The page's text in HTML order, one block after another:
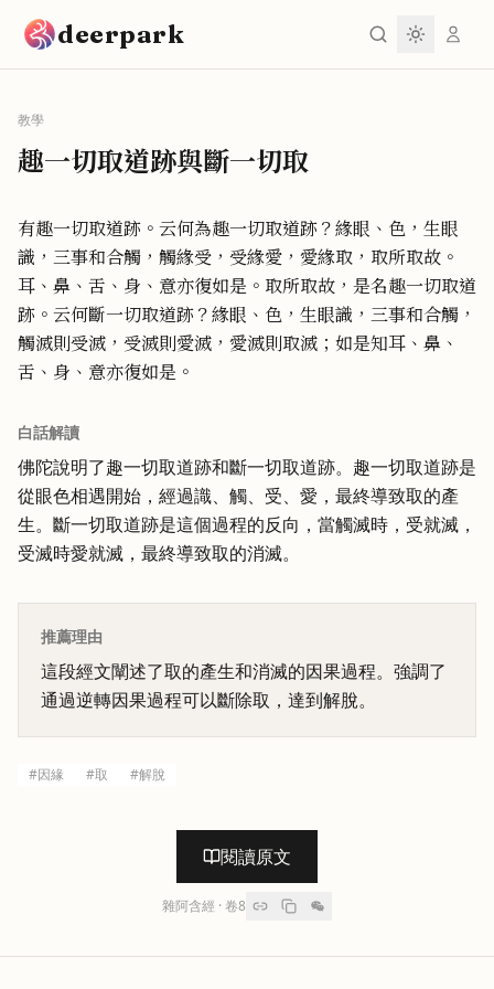
deerpark
教學
趣一切取道跡與斷一切取
有趣一切取道跡。云何為趣一切取道跡？緣眼、色，生眼
識，三事和合觸，觸緣受，受緣愛，愛緣取，取所取故。
耳、鼻、舌、身、意亦復如是。取所取故，是名趣一切取道
跡。云何斷一切取道跡？緣眼、色，生眼識，三事和合觸，
觸滅則受滅，受滅則愛滅，愛滅則取滅；如是知耳、鼻、
舌、身、意亦復如是。
白話解讀
佛陀說明了趣一切取道跡和斷一切取道跡。趣一切取道跡是
從眼色相遇開始，經過識、觸、受、愛，最終導致取的產
生。斷一切取道跡是這個過程的反向，當觸滅時，受就滅，
受滅時愛就滅，最終導致取的消滅。
推薦理由
這段經文闡述了取的產生和消滅的因果過程。強調了
通過逆轉因果過程可以斷除取，達到解脫。
#因緣 #取 #解脫
閱讀原文
雜阿含經 · 卷8